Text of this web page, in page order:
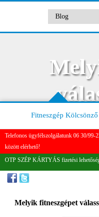
Fitneszgép Kölcsönző
Telefonos ügyfélszolgálatunk 06 30/99-
között elérhető!
OTP SZÉP KÁRTYÁS fizetési
Melyik fitneszgépet